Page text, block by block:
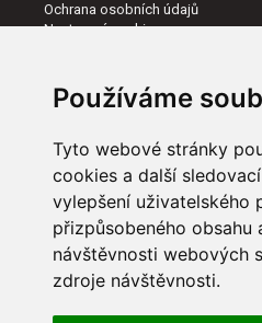
Používáme
Tyto webové stránky
cookies a další
vylepšení uživatelského
přizpůsobeného obsahu
návštěvnosti webových
zdroje návštěvnosti.
Ochrana osobních údajů
Nastavení cookies
Naši partneři